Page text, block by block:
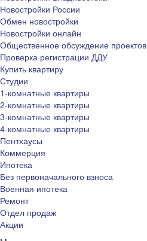
Новостройки России
Обмен новостройки
Новостройки онлайн
Общественное обсуждение проектов
Проверка регистрации ДДУ
Купить квартиру
Студии
1-комнатные квартиры
2-комнатные квартиры
3-комнатные квартиры
4-комнатные квартиры
Пентхаусы
Коммерция
Ипотека
Без первоначального взноса
Военная ипотека
Ремонт
Отдел продаж
Акции